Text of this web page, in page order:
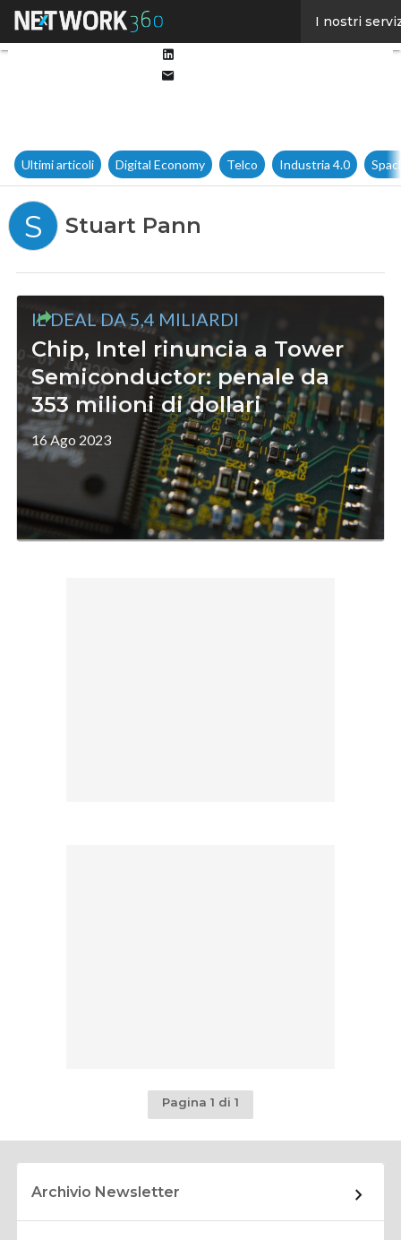
I nostri
Ultimi articoli Digital Economy Telco Industria 4.0
S Stuart Pann
IL DEAL DA 5,4 MILIARDI
Chip, Intel rinuncia a Tower
Semiconductor: penale da
353 milioni di dollari
16 Ago 2023
Pagina 1 di 1
Archivio Newsletter